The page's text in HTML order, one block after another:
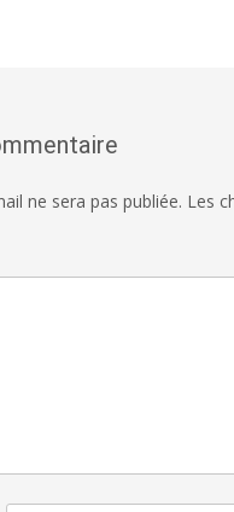
ne sera pas publiée. Les